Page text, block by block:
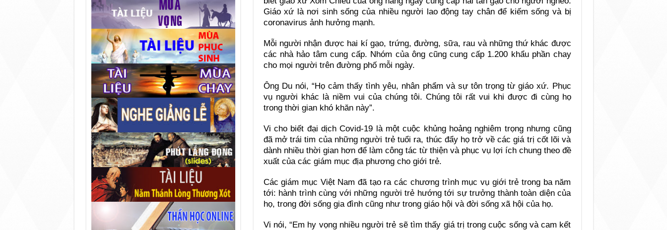
Giáo xứ là nơi sinh sống của nhiều người lao động tay chân để kiếm sống và bị
coronavirus ảnh hưởng mạnh.
Mỗi người nhận được hai kí gạo, trứng, đường, sữa, rau và những thứ khác được
các nhà hảo tâm cung cấp. Nhóm của ông cũng cung cấp 1.200 khẩu phần chay
cho mọi người trên đường phố mỗi ngày.
Ông Du nói, “Họ cảm thấy tình yêu, nhân phẩm và sự tôn trọng từ giáo xứ. Phục
vụ người khác là niềm vui của chúng tôi. Chúng tôi rất vui khi được đi cùng họ
trong thời gian khó khăn này”.
Vi cho biết đại dịch Covid-19 là một cuộc khủng hoảng nghiêm trọng nhưng cũng
đã mở trái tim của những người trẻ tuổi ra, thúc đẩy họ trở về các giá trị cốt lõi và
dành nhiều thời gian hơn để làm công tác từ thiện và phục vụ lợi ích chung theo đề
xuất của các giám mục địa phương cho giới trẻ.
Các giám mục Việt Nam đã tạo ra các chương trình mục vụ giới trẻ trong ba năm
tới: hành trình cùng với những người trẻ hướng tới sự trưởng thành toàn diện của
họ, trong đời sống gia đình cũng như trong giáo hội và đời sống xã hội của họ.
Vi nói, “Em hy vọng nhiều người trẻ sẽ tìm thấy giá trị trong cuộc sống và cam kết